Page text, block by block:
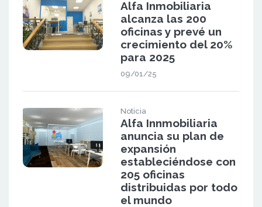
Alfa Inmobiliaria
alcanza las 200
oficinas y prevé un
crecimiento del 20%
para 2025
09/01/25
Noticia
Alfa Innmobiliaria
anuncia su plan de
expansión
estableciéndose con
205 oficinas
distribuidas por todo
el mundo